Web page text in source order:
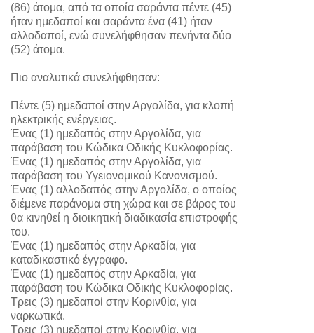
(86) άτομα, από τα οποία σαράντα πέντε (45)
ήταν ημεδαποί και σαράντα ένα (41) ήταν
αλλοδαποί, ενώ συνελήφθησαν πενήντα δύο
(52) άτομα.
Πιο αναλυτικά συνελήφθησαν:
Πέντε (5) ημεδαποί στην Αργολίδα, για κλοπή
ηλεκτρικής ενέργειας.
Ένας (1) ημεδαπός στην Αργολίδα, για
παράβαση του Κώδικα Οδικής Κυκλοφορίας.
Ένας (1) ημεδαπός στην Αργολίδα, για
παράβαση του Υγειονομικού Κανονισμού.
Ένας (1) αλλοδαπός στην Αργολίδα, ο οποίος
διέμενε παράνομα στη χώρα και σε βάρος του
θα κινηθεί η διοικητική διαδικασία επιστροφής
του.
Ένας (1) ημεδαπός στην Αρκαδία, για
καταδικαστικό έγγραφο.
Ένας (1) ημεδαπός στην Αρκαδία, για
παράβαση του Κώδικα Οδικής Κυκλοφορίας.
Τρεις (3) ημεδαποί στην Κορινθία, για
ναρκωτικά.
Τρεις (3) ημεδαποί στην Κορινθία, για